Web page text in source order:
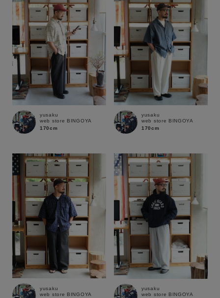
キーワード
yusaku
web store BINGOYA
170cm
yusaku
web store BINGOYA
170cm
yusaku
web store BINGOYA
yusaku
web store BINGOYA